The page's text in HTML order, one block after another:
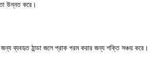
উন্নত করে।
ব্যবহৃত ঠান্ডা জলে প্রাক গরম করার জন্য শক্তি সঞ্চয় করে।